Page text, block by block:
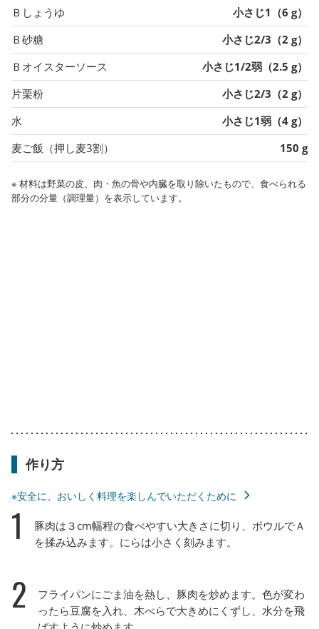
Ｂしょうゆ
小さじ1（6 g）
Ｂ砂糖
小さじ2/3（2 g）
Ｂオイスターソース
小さじ1/2弱（2.5 g）
片栗粉
小さじ2/3（2 g）
水
小さじ1弱（4 g）
麦ご飯（押し麦3割）
150 g
※ 材料は野菜の皮、肉・魚の骨や内臓を取り除いたもので、食べられる
部分の分量（調理量）を表示しています。
作り方
※安全に、おいしく料理を楽しんでいただくために
1
豚肉は３cm幅程の食べやすい大きさに切り、ボウルでＡ
を揉み込みます。にらは小さく刻みます。
2
フライパンにごま油を熱し、豚肉を炒めます。色が変わ
ったら豆腐を入れ、木べらで大きめにくずし、水分を飛